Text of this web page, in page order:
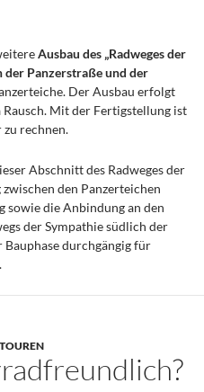
Ausbau des „Radweges der
der Panzerstraße und der
Der Ausbau erfolgt
Mit der Fertigstellung ist
rechnen.
Abschnitt des Radweges der
den Panzerteichen
sowie die Anbindung an den
der Sympathie südlich der
durchgängig für